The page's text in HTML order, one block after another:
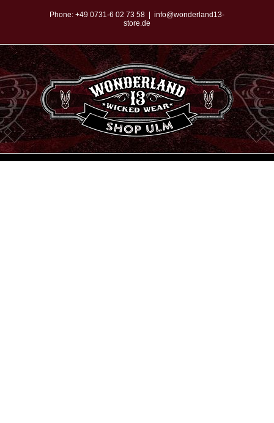
springen
Phone: +49 0731-6 02 73 58
info@wonderland13-
store.de